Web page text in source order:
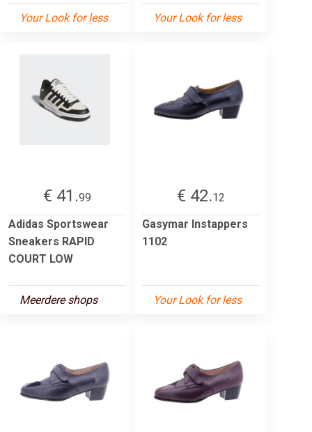
Your Look for less Your Look for less
€ 41.99
Adidas Sportswear
Sneakers RAPID
COURT LOW
Meerdere shops
€ 42.12
Gasymar Instappers
1102
Your Look for less